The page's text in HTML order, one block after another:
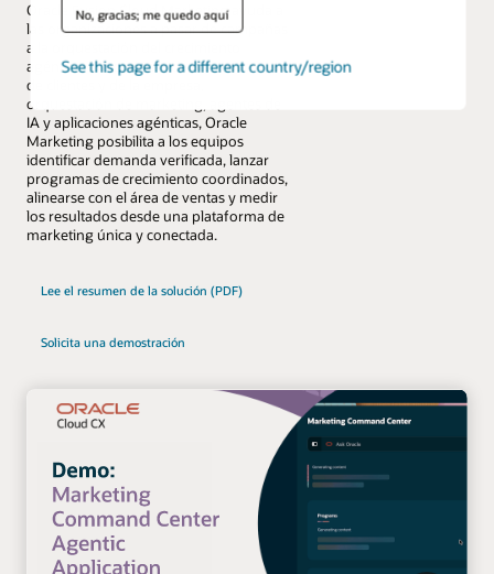
No, gracias; me quedo aquí
See this page for a different country/region
Oracle Fusion Cloud Marketing ayuda a
las organizaciones a pasar de campañas
a la orquestación del crecimiento
agéntico. Al combinar datos unificados
de clientes y de la empresa,
orquestación de marketing, agentes de
IA y aplicaciones agénticas, Oracle
Marketing posibilita a los equipos
identificar demanda verificada, lanzar
programas de crecimiento coordinados,
alinearse con el área de ventas y medir
los resultados desde una plataforma de
marketing única y conectada.
Lee el resumen de la solución (PDF)
Solicita una demostración